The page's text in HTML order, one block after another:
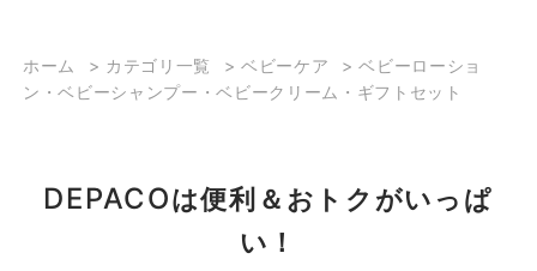
ホーム > カテゴリ一覧 >ベビーケア >ベビーローショ
ン・ベビーシャンプー・ベビークリーム・ギフトセット
DEPACOは便利＆おトクがいっぱ
い！